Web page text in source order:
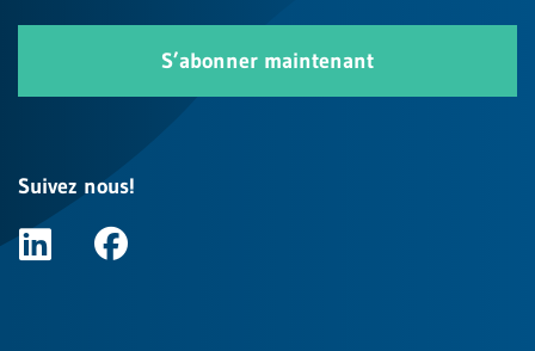
S’abonner maintenant
Suivez nous!